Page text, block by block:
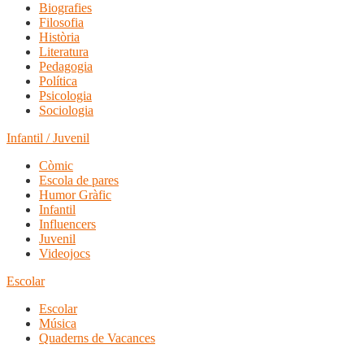
Biografies
Filosofia
Història
Literatura
Pedagogia
Política
Psicologia
Sociologia
Infantil / Juvenil
Còmic
Escola de pares
Humor Gràfic
Infantil
Influencers
Juvenil
Videojocs
Escolar
Escolar
Música
Quaderns de Vacances